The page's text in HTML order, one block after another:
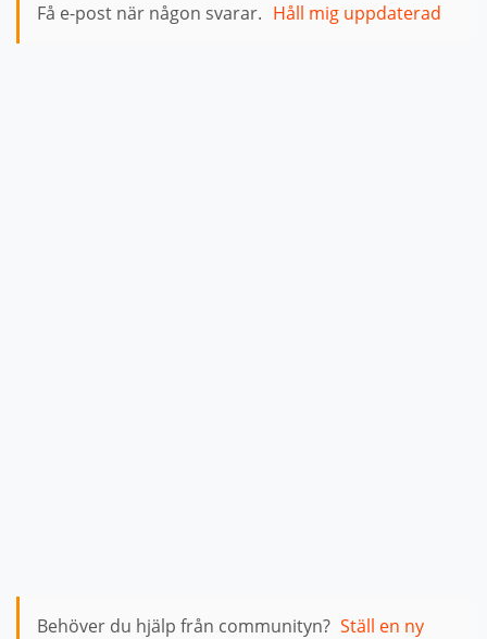
Få e-post när någon svarar. Håll mig uppdaterad
Behöver du hjälp från communityn? Ställ en ny